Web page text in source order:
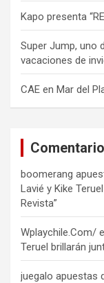
Kapo presenta
Super Jump, uno
vacaciones de
CAE en Mar del
boomerang
Lavié y Kike
Revista”
Wplaychile.Com/
Teruel brillarán
juegalo apuestas